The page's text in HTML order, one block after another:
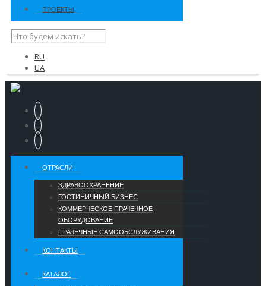
ПРОЕКТЫ
RU
UA
ОТРАСЛИ
ЗДРАВООХРАНЕНИЕ
ГОСТИНИЧНЫЙ БИЗНЕС
КОММЕРЧЕСКОЕ ПРАЧЕЧНОЕ
ОБОРУДОВАНИЕ
ПРАЧЕЧНЫЕ САМООБСЛУЖИВАНИЯ
КОНТАКТЫ
КАТАЛОГ